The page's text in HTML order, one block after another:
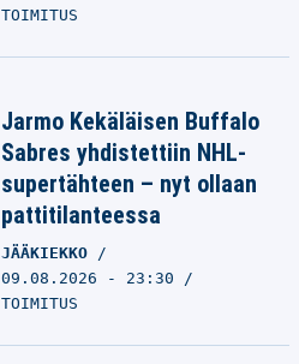
TOIMITUS
Jarmo Kekäläisen Buffalo
Sabres yhdistettiin NHL-
supertähteen – nyt ollaan
pattitilanteessa
JÄÄKIEKKO
09.08.2026 - 23:30
TOIMITUS